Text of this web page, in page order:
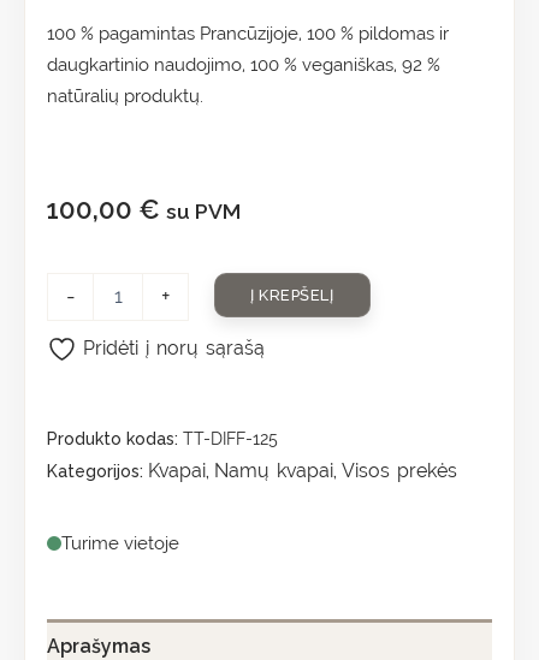
100 % pagamintas Prancūzijoje, 100 % pildomas ir
daugkartinio naudojimo, 100 % veganiškas, 92 %
natūralių produktų.
100,00 € su PVM
- + Į KREPŠELĮ
Produkto kodas: TT-DIFF-125
Kategorijos: Kvapai, Namų kvapai, Visos prekės
Turime vietoje
Pridėti į norų sąrašą
Aprašymas